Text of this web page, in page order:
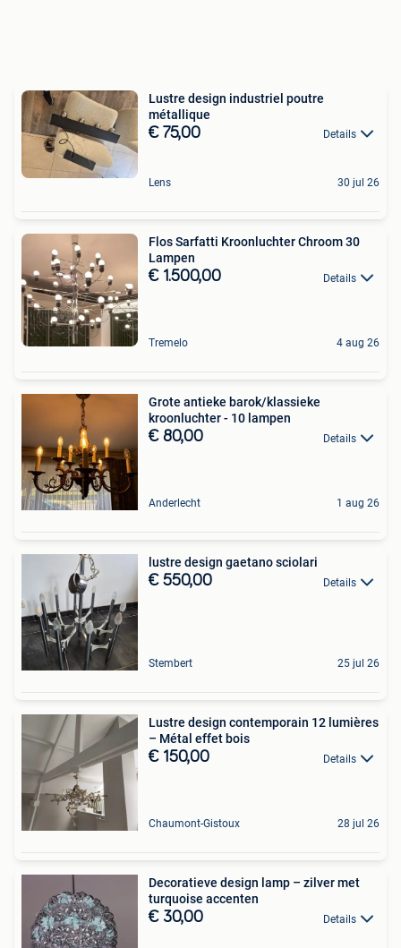
Lustre design industriel poutre
métallique
€ 75,00 Details
Lens 30 jul 26
Flos Sarfatti Kroonluchter Chroom 30
Lampen
€ 1.500,00 Details
Tremelo 4 aug 26
Grote antieke barok/klassieke
kroonluchter - 10 lampen
€ 80,00 Details
Anderlecht 1 aug 26
lustre design gaetano sciolari
€ 550,00 Details
Stembert 25 jul 26
Lustre design contemporain 12 lumières
– Métal effet bois
€ 150,00 Details
Chaumont-Gistoux 28 jul 26
Decoratieve design lamp – zilver met
turquoise accenten
€ 30,00 Details